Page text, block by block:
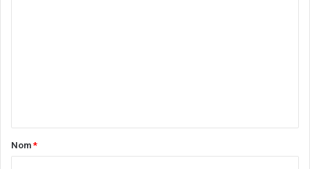
Nom*